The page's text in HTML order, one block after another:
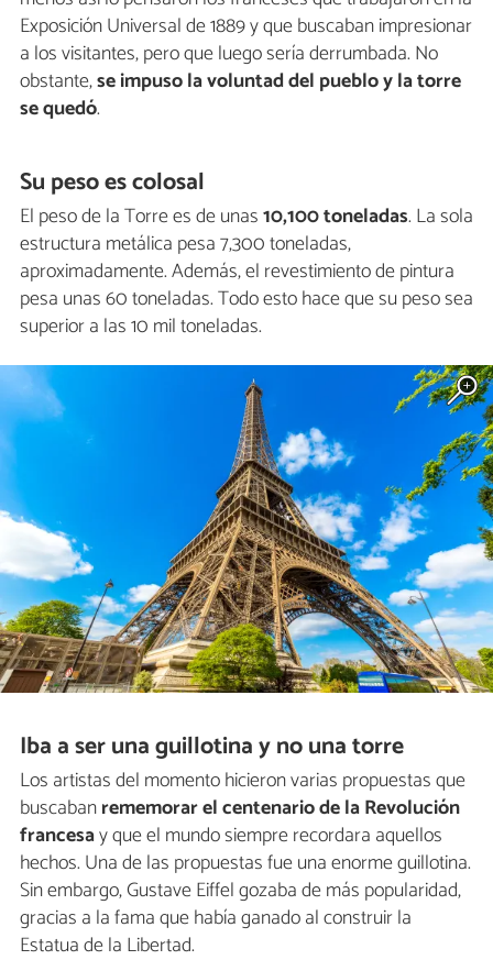
Exposición Universal de 1889 y que buscaban impresionar
a los visitantes, pero que luego sería derrumbada. No
obstante,se impuso la voluntad del pueblo y la torre
se quedó.
Su peso es colosal
El peso de la Torre es de unas10,100 toneladas. La sola
estructura metálica pesa 7,300 toneladas,
aproximadamente. Además, el revestimiento de pintura
pesa unas 60 toneladas. Todo esto hace que su peso sea
superior a las 10 mil toneladas.
Iba a ser una guillotina y no una torre
Los artistas del momento hicieron varias propuestas que
buscabanrememorar el centenario de la Revolución
francesay que el mundo siempre recordara aquellos
hechos. Una de las propuestas fue una enorme guillotina.
Sin embargo, Gustave Eiffel gozaba de más popularidad,
gracias a la fama que había ganado al construir la
Estatua de la Libertad.